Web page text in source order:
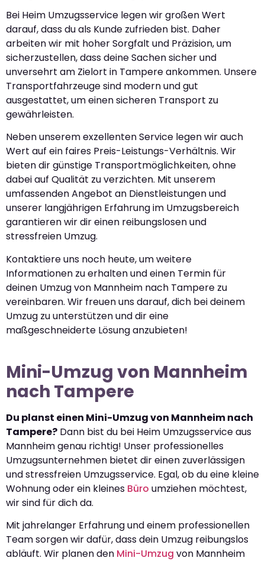
Bei Heim Umzugsservice legen wir großen Wert
darauf, dass du als Kunde zufrieden bist. Daher
arbeiten wir mit hoher Sorgfalt und Präzision, um
sicherzustellen, dass deine Sachen sicher und
unversehrt am Zielort in Tampere ankommen. Unsere
Transportfahrzeuge sind modern und gut
ausgestattet, um einen sicheren Transport zu
gewährleisten.
Neben unserem exzellenten Service legen wir auch
Wert auf ein faires Preis-Leistungs-Verhältnis. Wir
bieten dir günstige Transportmöglichkeiten, ohne
dabei auf Qualität zu verzichten. Mit unserem
umfassenden Angebot an Dienstleistungen und
unserer langjährigen Erfahrung im Umzugsbereich
garantieren wir dir einen reibungslosen und
stressfreien Umzug.
Kontaktiere uns noch heute, um weitere
Informationen zu erhalten und einen Termin für
deinen Umzug von Mannheim nach Tampere zu
vereinbaren. Wir freuen uns darauf, dich bei deinem
Umzug zu unterstützen und dir eine
maßgeschneiderte Lösung anzubieten!
Mini-Umzug von Mannheim
nach Tampere
Du planst einen Mini-Umzug von Mannheim nach
Tampere? Dann bist du bei Heim Umzugsservice aus
Mannheim genau richtig! Unser professionelles
Umzugsunternehmen bietet dir einen zuverlässigen
und stressfreien Umzugsservice. Egal, ob du eine kleine
Wohnung oder ein kleines Büro umziehen möchtest,
wir sind für dich da.
Mit jahrelanger Erfahrung und einem professionellen
Team sorgen wir dafür, dass dein Umzug reibungslos
abläuft. Wir planen den Mini-Umzug von Mannheim